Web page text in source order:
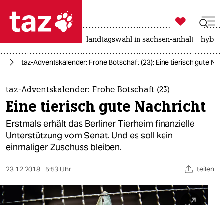
 taz zahl ich
taz zahl ich
themen
politik
öko
gesellschaft
sport

taz zahl ich
landtagswahl in sachsen-anhalt
taz-Adventskalender: Frohe Botschaft (23): Eine tierisch gute
taz-Adventskalender: Frohe Botschaft (23)
Eine tierisch gute Nachricht
Erstmals erhält das Berliner Tierheim finanzielle
Unterstützung vom Senat. Und es soll kein
einmaliger Zuschuss bleiben.
23.12.2018 5:53 Uhr teilen